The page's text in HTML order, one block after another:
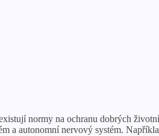
normy na ochranu dobrých
a autonomní nervový systém.